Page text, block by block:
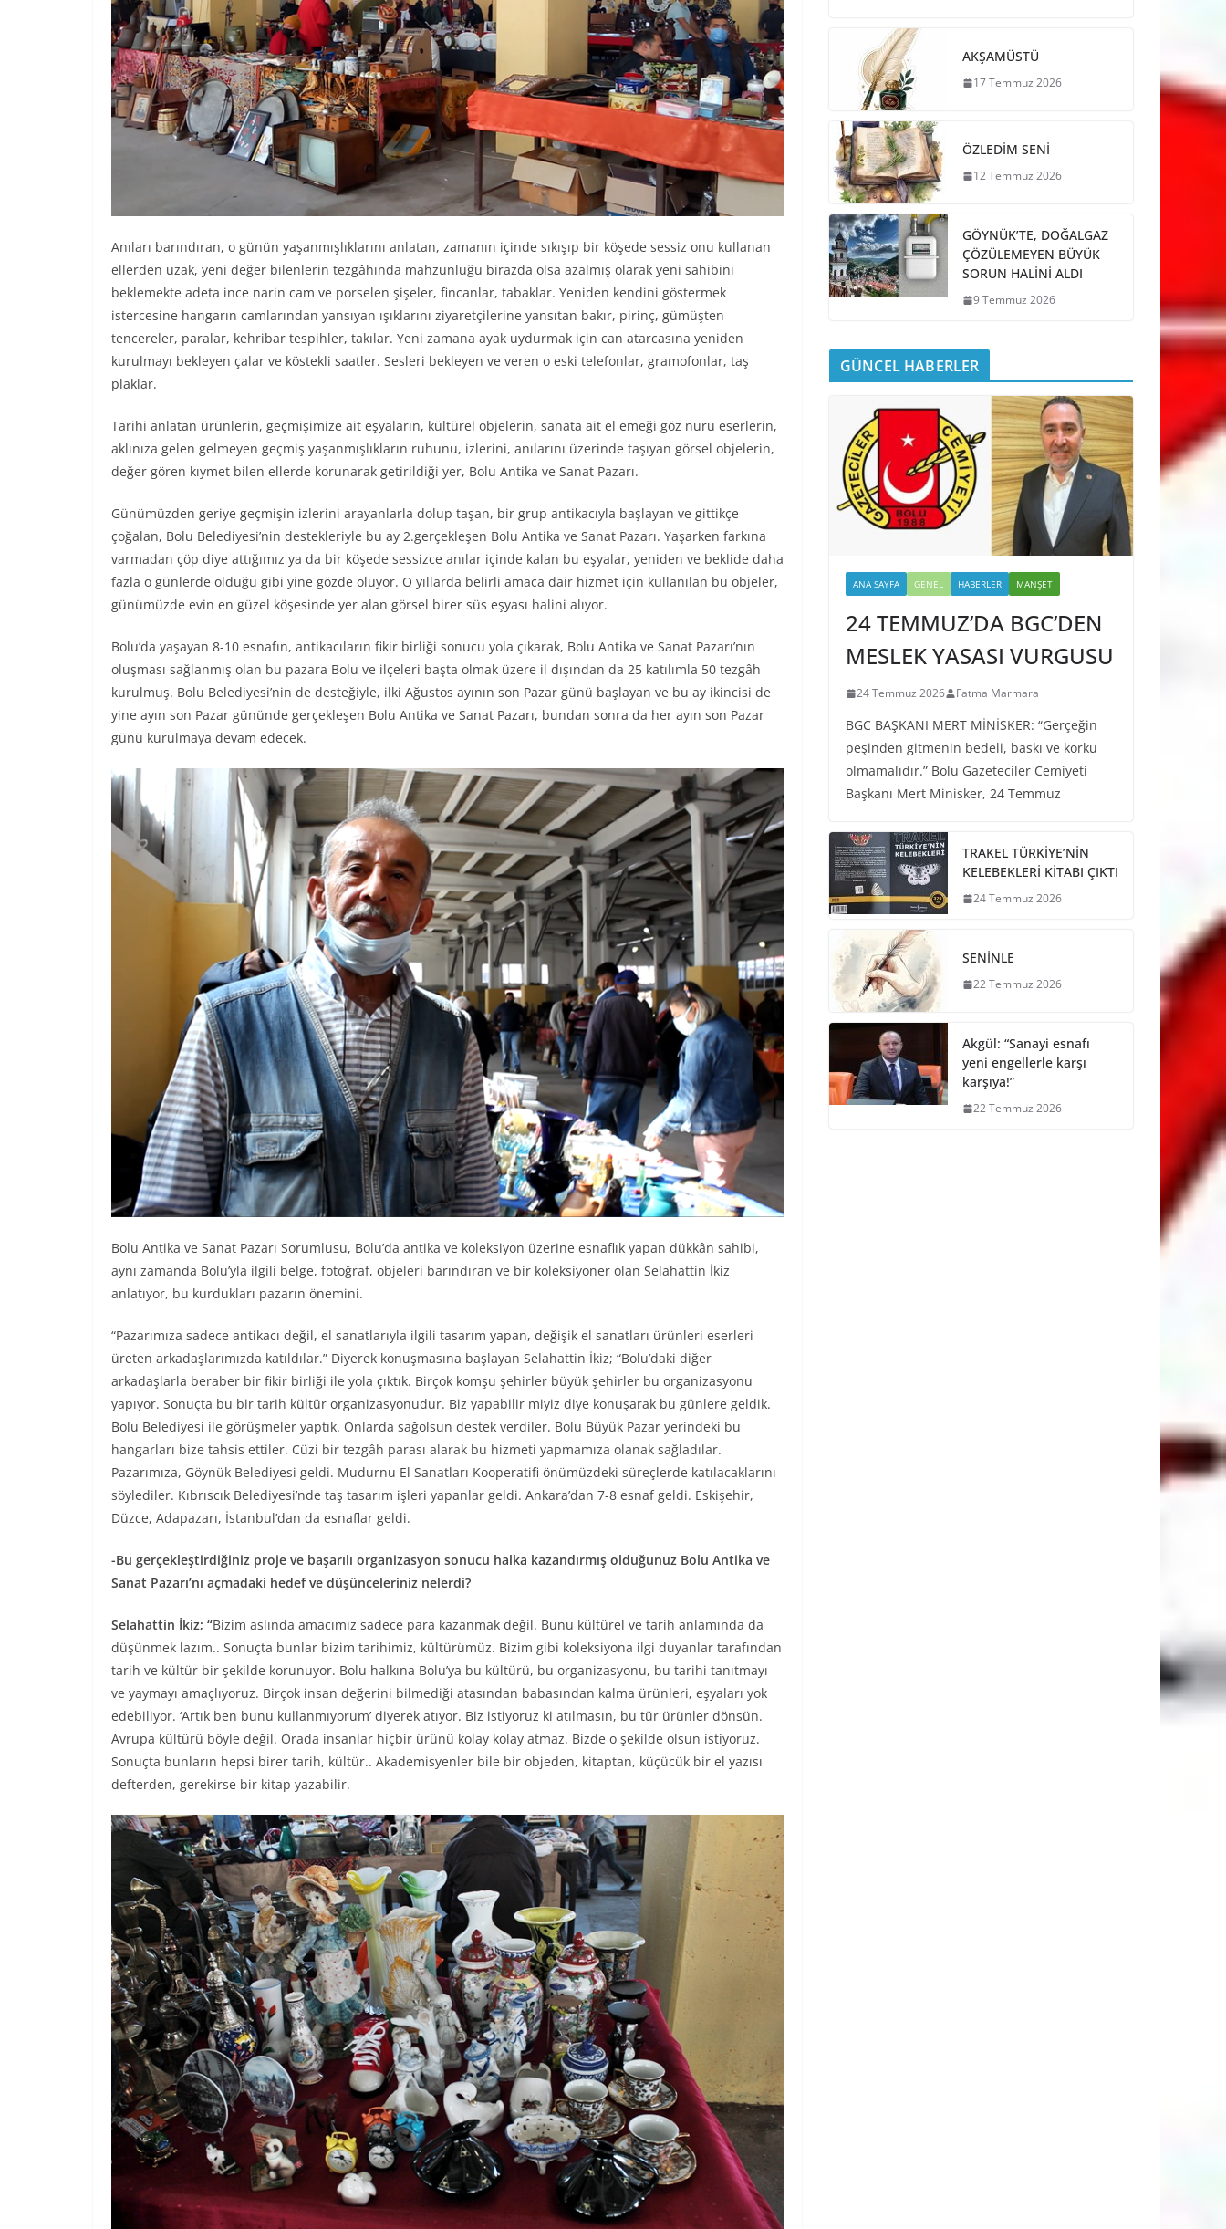
Anıları barındıran, o günün yaşanmışlıklarını anlatan, zamanın içinde sıkışıp bir köşede sessiz onu kullanan
ellerden uzak, yeni değer bilenlerin tezgâhında mahzunluğu birazda olsa azalmış olarak yeni sahibini
beklemekte adeta ince narin cam ve porselen şişeler, fincanlar, tabaklar. Yeniden kendini göstermek
istercesine hangarın camlarından yansıyan ışıklarını ziyaretçilerine yansıtan bakır, pirinç, gümüşten
tencereler, paralar, kehribar tespihler, takılar. Yeni zamana ayak uydurmak için can atarcasına yeniden
kurulmayı bekleyen çalar ve köstekli saatler. Sesleri bekleyen ve veren o eski telefonlar, gramofonlar, taş
plaklar.
Tarihi anlatan ürünlerin, geçmişimize ait eşyaların, kültürel objelerin, sanata ait el emeği göz nuru eserlerin,
aklınıza gelen gelmeyen geçmiş yaşanmışlıkların ruhunu, izlerini, anılarını üzerinde taşıyan görsel objelerin,
değer gören kıymet bilen ellerde korunarak getirildiği yer, Bolu Antika ve Sanat Pazarı.
Günümüzden geriye geçmişin izlerini arayanlarla dolup taşan, bir grup antikacıyla başlayan ve gittikçe
çoğalan, Bolu Belediyesi’nin destekleriyle bu ay 2.gerçekleşen Bolu Antika ve Sanat Pazarı. Yaşarken farkına
varmadan çöp diye attığımız ya da bir köşede sessizce anılar içinde kalan bu eşyalar, yeniden ve beklide daha
fazla o günlerde olduğu gibi yine gözde oluyor. O yıllarda belirli amaca dair hizmet için kullanılan bu objeler,
günümüzde evin en güzel köşesinde yer alan görsel birer süs eşyası halini alıyor.
Bolu’da yaşayan 8-10 esnafın, antikacıların fikir birliği sonucu yola çıkarak, Bolu Antika ve Sanat Pazarı’nın
oluşması sağlanmış olan bu pazara Bolu ve ilçeleri başta olmak üzere il dışından da 25 katılımla 50 tezgâh
kurulmuş. Bolu Belediyesi’nin de desteğiyle, ilki Ağustos ayının son Pazar günü başlayan ve bu ay ikincisi de
yine ayın son Pazar gününde gerçekleşen Bolu Antika ve Sanat Pazarı, bundan sonra da her ayın son Pazar
günü kurulmaya devam edecek.
Bolu Antika ve Sanat Pazarı Sorumlusu, Bolu’da antika ve koleksiyon üzerine esnaflık yapan dükkân sahibi,
aynı zamanda Bolu’yla ilgili belge, fotoğraf, objeleri barındıran ve bir koleksiyoner olan Selahattin İkiz
anlatıyor, bu kurdukları pazarın önemini.
“Pazarımıza sadece antikacı değil, el sanatlarıyla ilgili tasarım yapan, değişik el sanatları ürünleri eserleri
üreten arkadaşlarımızda katıldılar.” Diyerek konuşmasına başlayan Selahattin İkiz; “Bolu’daki diğer
arkadaşlarla beraber bir fikir birliği ile yola çıktık. Birçok komşu şehirler büyük şehirler bu organizasyonu
yapıyor. Sonuçta bu bir tarih kültür organizasyonudur. Biz yapabilir miyiz diye konuşarak bu günlere geldik.
Bolu Belediyesi ile görüşmeler yaptık. Onlarda sağolsun destek verdiler. Bolu Büyük Pazar yerindeki bu
hangarları bize tahsis ettiler. Cüzi bir tezgâh parası alarak bu hizmeti yapmamıza olanak sağladılar.
Pazarımıza, Göynük Belediyesi geldi. Mudurnu El Sanatları Kooperatifi önümüzdeki süreçlerde katılacaklarını
söylediler. Kıbrıscık Belediyesi’nde taş tasarım işleri yapanlar geldi. Ankara’dan 7-8 esnaf geldi. Eskişehir,
Düzce, Adapazarı, İstanbul’dan da esnaflar geldi.
-Bu gerçekleştirdiğiniz proje ve başarılı organizasyon sonucu halka kazandırmış olduğunuz Bolu Antika ve
Sanat Pazarı’nı açmadaki hedef ve düşünceleriniz nelerdi?
Selahattin İkiz; “Bizim aslında amacımız sadece para kazanmak değil. Bunu kültürel ve tarih anlamında da
düşünmek lazım.. Sonuçta bunlar bizim tarihimiz, kültürümüz. Bizim gibi koleksiyona ilgi duyanlar tarafından
tarih ve kültür bir şekilde korunuyor. Bolu halkına Bolu’ya bu kültürü, bu organizasyonu, bu tarihi tanıtmayı
ve yaymayı amaçlıyoruz. Birçok insan değerini bilmediği atasından babasından kalma ürünleri, eşyaları yok
edebiliyor. ‘Artık ben bunu kullanmıyorum’ diyerek atıyor. Biz istiyoruz ki atılmasın, bu tür ürünler dönsün.
Avrupa kültürü böyle değil. Orada insanlar hiçbir ürünü kolay kolay atmaz. Bizde o şekilde olsun istiyoruz.
Sonuçta bunların hepsi birer tarih, kültür.. Akademisyenler bile bir objeden, kitaptan, küçücük bir el yazısı
defterden, gerekirse bir kitap yazabilir.
AKŞAMÜSTÜ
17 Temmuz 2026
ÖZLEDİM SENİ
12 Temmuz 2026
GÖYNÜK’TE, DOĞALGAZ
ÇÖZÜLEMEYEN BÜYÜK
SORUN HALİNİ ALDI
9 Temmuz 2026
GÜNCEL HABERLER
ANA SAYFA GENEL HABERLER MANŞET
24 TEMMUZ’DA BGC’DEN
MESLEK YASASI VURGUSU
24 Temmuz 2026 Fatma Marmara
BGC BAŞKANI MERT MİNİSKER: “Gerçeğin
peşinden gitmenin bedeli, baskı ve korku
olmamalıdır.” Bolu Gazeteciler Cemiyeti
Başkanı Mert Minisker, 24 Temmuz
TRAKEL TÜRKİYE’NİN
KELEBEKLERİ KİTABI ÇIKTI
24 Temmuz 2026
SENİNLE
22 Temmuz 2026
Akgül: “Sanayi esnafı
yeni engellerle karşı
karşıya!”
22 Temmuz 2026